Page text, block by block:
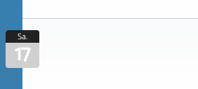
Sa.
17